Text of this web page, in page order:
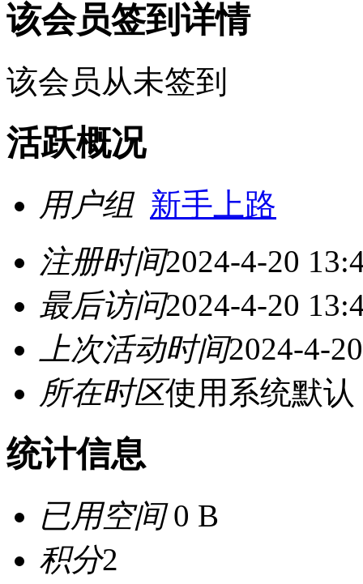
该会员签到详情
该会员从未签到
活跃概况
用户组 新手上路
注册时间2024-4-20
最后访问2024-4-20
上次活动时间2024-4-
所在时区使用系统默认
统计信息
已用空间0 B
积分2